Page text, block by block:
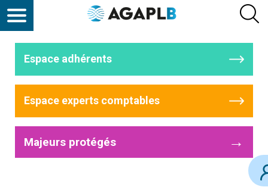
Espace adhérents
Espace experts comptables
Majeurs protégés →